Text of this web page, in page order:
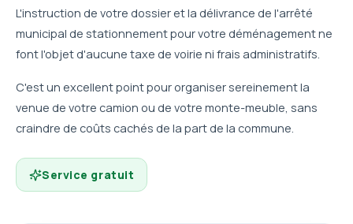
L'instruction de votre dossier et la délivrance de l'arrêté
municipal de stationnement pour votre déménagement ne
font l'objet d'aucune taxe de voirie ni frais administratifs.
C'est un excellent point pour organiser sereinement la
venue de votre camion ou de votre monte-meuble, sans
craindre de coûts cachés de la part de la commune.
Service gratuit